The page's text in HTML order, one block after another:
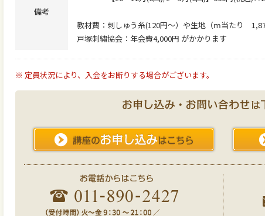
備考
教材費：刺しゅう糸(120円～）や生地（ⅿ当たり
戸塚刺繡協会：年会費4,000円 がかかります
※ 定員状況により、入会をお断りする場合がございます。